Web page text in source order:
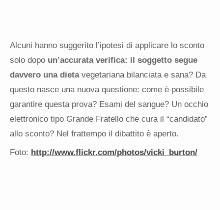
Alcuni hanno suggerito l’ipotesi di applicare lo sconto
solo dopo un’accurata verifica: il soggetto segue
davvero una dietavegetariana bilanciata e sana? Da
questo nasce una nuova questione: come è possibile
garantire questa prova? Esami del sangue? Un occhio
elettronico tipo Grande Fratello che cura il “candidato”
allo sconto? Nel frattempo il dibattito è aperto.
Foto: http://www.flickr.com/photos/vicki_burton/